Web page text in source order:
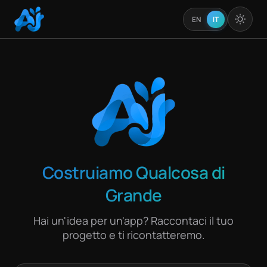
EN IT
Costruiamo Qualcosa di
Grande
Hai un'idea per un'app? Raccontaci il tuo
progetto e ti ricontatteremo.